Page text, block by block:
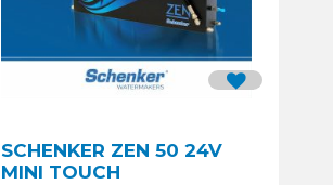
SCHENKER ZEN 50 24V
MINI TOUCH